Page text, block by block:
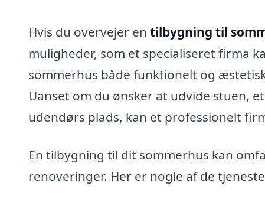
Hvis du overvejer en tilbygning til
muligheder, som et specialiseret firma
sommerhus både funktionelt og
Uanset om du ønsker at udvide stuen,
udendørs plads, kan et professionelt
En tilbygning til dit sommerhus kan
renoveringer. Her er nogle af de